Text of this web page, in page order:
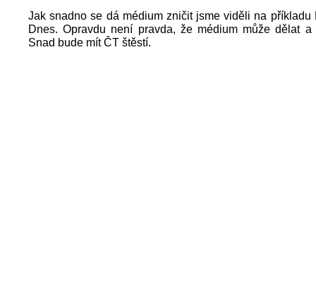
Jak snadno se dá médium zničit jsme viděli na příkladu
Dnes. Opravdu není pravda, že médium může dělat
Snad bude mít ČT štěstí.